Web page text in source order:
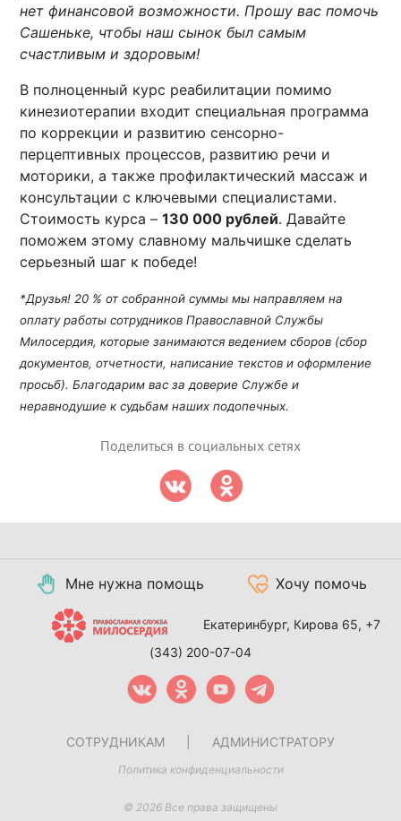
нет финансовой возможности. Прошу вас помочь
Сашеньке, чтобы наш сынок был самым
счастливым и здоровым!
В полноценный курс реабилитации помимо
кинезиотерапии входит специальная программа
по коррекции и развитию сенсорно-
перцептивных процессов, развитию речи и
моторики, а также профилактический массаж и
консультации с ключевыми специалистами.
Стоимость курса –130 000 рублей. Давайте
поможем этому славному мальчишке сделать
серьезный шаг к победе!
*Друзья! 20 % от собранной суммы мы направляем на
оплату работы сотрудников Православной Службы
Милосердия, которые занимаются ведением сборов (сбор
документов, отчетности, написание текстов и оформление
просьб). Благодарим вас за доверие Службе и
неравнодушие к судьбам наших подопечных.
Поделиться в социальных сетях
Мне нужна помощь Хочу помочь
Екатеринбург, Кирова 65, +7
(343) 200-07-04
СОТРУДНИКАМ АДМИНИСТРАТОРУ
Политика конфиденциальности
© 2026 Все права защищены